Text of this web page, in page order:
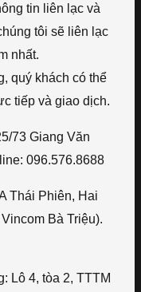
tin liên lạc và
tôi sẽ liên lạc
nhất.
quý khách có thể
tiếp và giao dịch.
73 Giang Văn
096.576.8688
Thái Phiên, Hai
Bà Triệu).
Lô 4, tòa 2, TTTM